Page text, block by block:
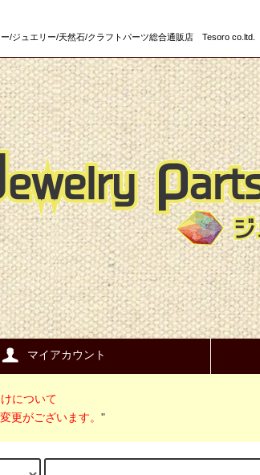
ュエリー/天然石/クラフトパーツ総合通販店 Tesoro co.ltd.
マイアカウント
について
更がございます。 "